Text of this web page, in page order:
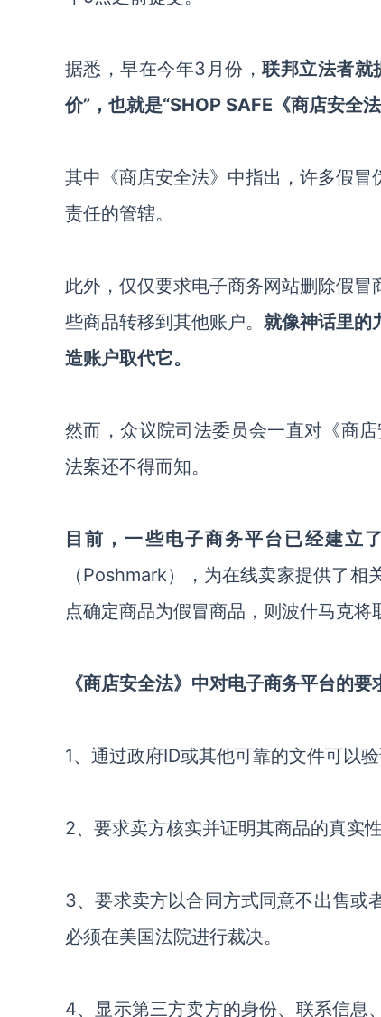
据悉，早在今年3月份，联邦立法者就
价”，也就是“SHOP SAFE 《商店安全法
其中《商店安全法》中指出，许多假
责任的管辖。
此外，仅仅要求电子商务网站删除假
些商品转移到其他账户。就像神话里的
造账户取代它。
然而，众议院司法委员会一直对《商
法案还不得而知。
目前，一些电子商务平台已经建立
（Poshmark） ， 为在线卖家提供了相
点确定商品为假冒商品， 则波什马克将
《商店安全法》 中对电子商务平台的要
1、 通过政府ID或其他可靠的文件可以
2、 要求卖方核实并证明其商品的真实性
3、要求卖方以合同方式同意不出售或
必须在美国法院进行裁决。
4、 显示第三方卖方的身份、 联系信息、